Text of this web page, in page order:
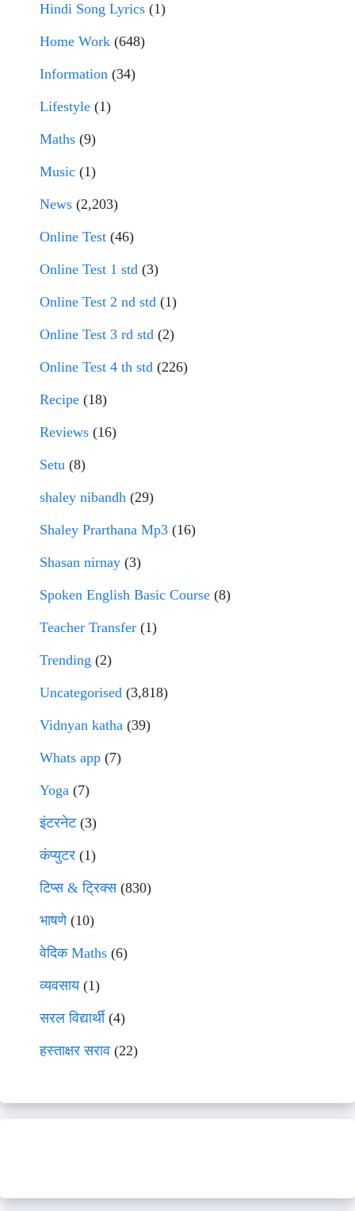
Hindi Song Lyrics (1)
Home Work (648)
Information (34)
Lifestyle (1)
Maths (9)
Music (1)
News (2,203)
Online Test (46)
Online Test 1 std (3)
Online Test 2 nd std (1)
Online Test 3 rd std (2)
Online Test 4 th std (226)
Recipe (18)
Reviews (16)
Setu (8)
shaley nibandh (29)
Shaley Prarthana Mp3 (16)
Shasan nirnay (3)
Spoken English Basic Course (8)
Teacher Transfer (1)
Trending (2)
Uncategorised (3,818)
Vidnyan katha (39)
Whats app (7)
Yoga (7)
इंटरनेट(3)
कंप्युटर (1)
टिप्स & ट्रिक्स(830)
भाषणे(10)
वेदिक Maths (6)
व्यवसाय(1)
सरल विद्यार्थी(4)
हस्ताक्षर सराव (22)